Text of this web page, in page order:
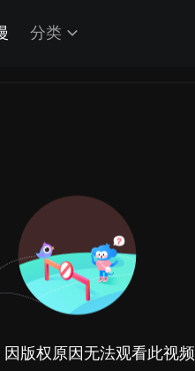
分类
因版权原因无法观看此视频